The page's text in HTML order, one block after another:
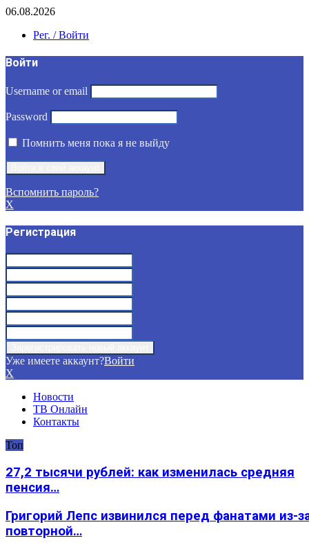
06.08.2026
Рег. / Войти
Войти
Username or email
Password
Помнить меня пока я не выйду
Вспомнить пароль?
X
Регистрация
Уже имеете аккаунт?Войти
X
Новости
ТВ Онлайн
Контакты
Топ
27,2 тысячи рублей: как изменилась средняя
пенсия…
Григорий Лепс извинился перед фанатами из-
повторной…